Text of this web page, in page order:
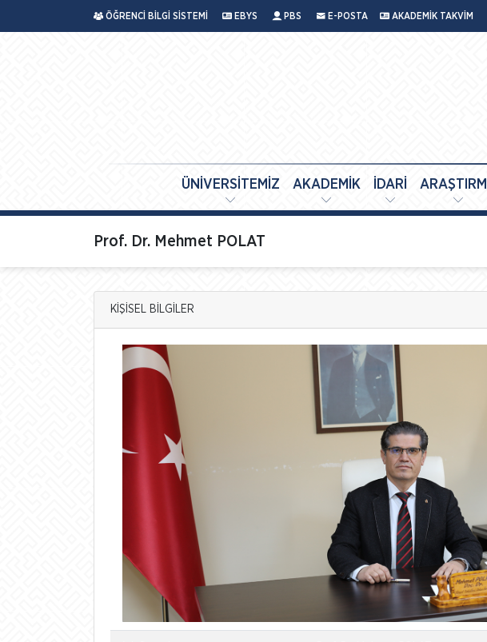
ÖĞRENCİ BİLGİ SİSTEMİ EBYS PBS E-POSTA AKADEMİK TAKVİM
ÜNİVERSİTEMİZ AKADEMİK İDARİ
Prof. Dr. Mehmet POLAT
KİŞİSEL BİLGİLER